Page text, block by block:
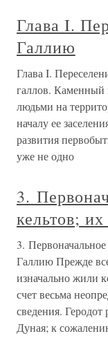
Глава I.
Галлию
Глава I.
галлов. Каменный
людьми на
началу ее
развития
уже не одно
3.
кельтов;
3.
Галлию Прежде
изначально жили
счет весьма
сведения. Геродот
Дуная; к